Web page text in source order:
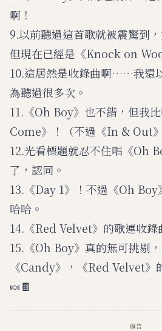
啊！
9.以前聽過這首歌就被震驚到
但現在已經是《Knock on
10.這居然是收錄曲啊……我還
為聽過很多次。
11.《Oh Boy》也不錯，但我
Come》！（不過《In & Out》
12.光看標題就忍不住唱《Oh
了，認同。
13.《Day 1》！不過《Oh
哈哈。
14.《Red Velvet》的歌連收錄
15.《Oh Boy》真的無可挑剔
《Candy》，《Red Velvet》
🍬🍫
廣告